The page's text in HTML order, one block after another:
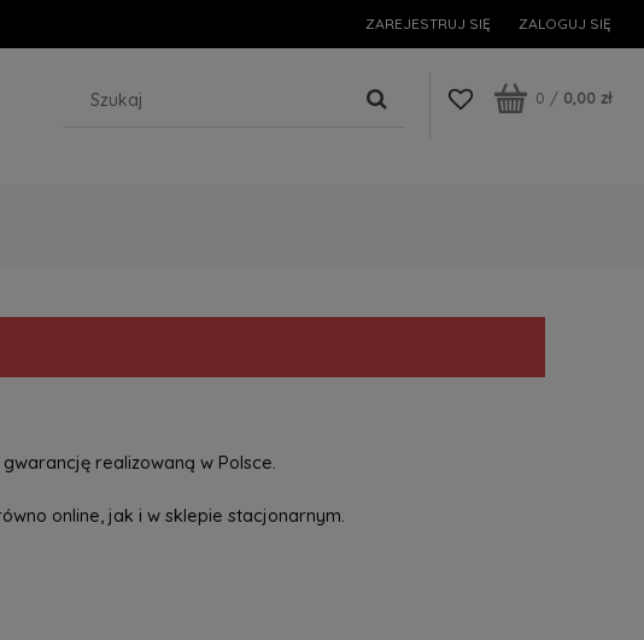
ZAREJESTRUJ SIĘ ZALOGUJ SIĘ
0 / 0,00 zł
realizowaną w Polsce.
online, jak i w sklepie stacjonarnym.